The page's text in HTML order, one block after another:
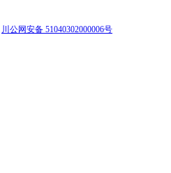
川公网安备 51040302000006号